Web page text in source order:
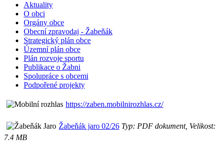
Aktuality
O obci
Orgány obce
Obecní zpravodaj - Žabeňák
Strategický plán obce
Územní plán obce
Plán rozvoje sportu
Publikace o Žabni
Spolupráce s obcemi
Podpořené projekty
https://zaben.mobilnirozhlas.cz/
Žabeňák jaro 02/26 Typ: PDF dokument, Velikost:
7.4 MB